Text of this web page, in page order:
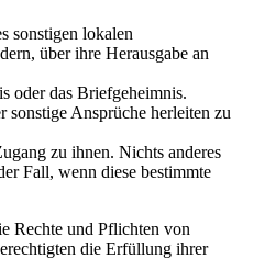
sonstigen lokalen
über ihre Herausgabe an
oder das Briefgeheimnis.
Ansprüche herleiten zu
zu ihnen. Nichts anderes
Fall, wenn diese bestimmte
Rechte und Pflichten von
die Erfüllung ihrer